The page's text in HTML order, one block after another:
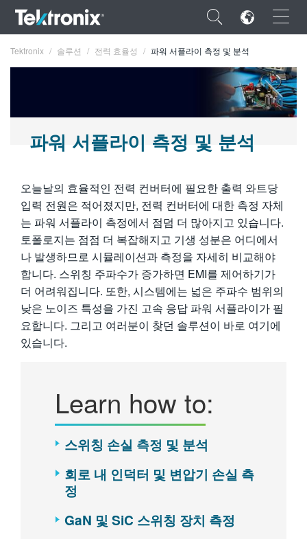
×
ENGLISH
DEUTSCH
VIỆT NAM
简体中文
日本語
한국어
繁體中文
Tektronix 솔루션 전력 효율성 파워 서플라이 측정 및 분석
파워 서플라이 측정 및 분석
오늘날의 효율적인 전력 컨버터에 필요한 출력 와트당
입력 전원은 적어졌지만, 전력 컨버터에 대한 측정 자체
는 파워 서플라이 측정에서 점덤 더 많아지고 있습니다.
토폴로지는 점점 더 복잡해지고 기생 성분은 어디에서
나 발생하므로 시뮬레이션과 측정을 자세히 비교해야
합니다. 스위칭 주파수가 증가하면 EMI를 제어하기가
더 어려워집니다. 또한, 시스템에는 넓은 주파수 범위의
낮은 노이즈 특성을 가진 고속 응답 파워 서플라이가 필
요합니다. 그리고 여러분이 찾던 솔루션이 바로 여기에
있습니다.
Learn how to:
스위칭 손실 측정 및 분석
회로 내 인덕터 및 변압기 손실 측
정
GaN 및 SiC 스위칭 장치 측정